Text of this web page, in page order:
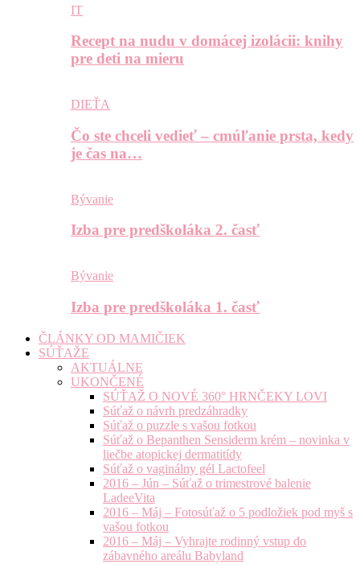
IT
Recept na nudu v domácej izolácii: knihy
pre deti na mieru
DIEŤA
Čo ste chceli vedieť – cmúľanie prsta, kedy
je čas na…
Bývanie
Izba pre predškoláka 2. časť
Bývanie
Izba pre predškoláka 1. časť
ČLÁNKY OD MAMIČIEK
SÚŤAŽE
AKTUÁLNE
UKONČENÉ
SÚŤAŽ O NOVÉ 360° HRNČEKY LOVI
Súťaž o návrh predzáhradky
Súťaž o puzzle s vašou fotkou
Súťaž o Bepanthen Sensiderm krém – novinka v
liečbe atopickej dermatitídy
Súťaž o vaginálny gél Lactofeel
2016 – Jún – Súťaž o trimestrové balenie
LadeeVita
2016 – Máj – Fotosúťaž o 5 podložiek pod myš s
vašou fotkou
2016 – Máj – Vyhrajte rodinný vstup do
zábavného areálu Babyland